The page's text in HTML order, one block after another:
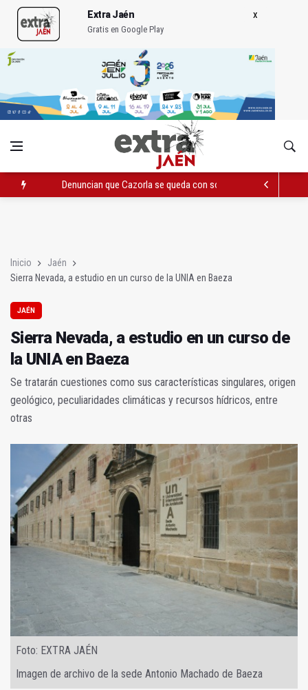
Extra Jaén
Gratis en Google Play
Denuncian que Cazorla se queda con solo dos bomberos por
Inicio
Jaén
Sierra Nevada, a estudio en un curso de la UNIA en Baeza
JAÉN
Sierra Nevada, a estudio en un curso de
la UNIA en Baeza
Se tratarán cuestiones como sus características singulares, origen
geológico, peculiaridades climáticas y recursos hídricos, entre
otras
Foto: EXTRA JAÉN
Imagen de archivo de la sede Antonio Machado de Baeza